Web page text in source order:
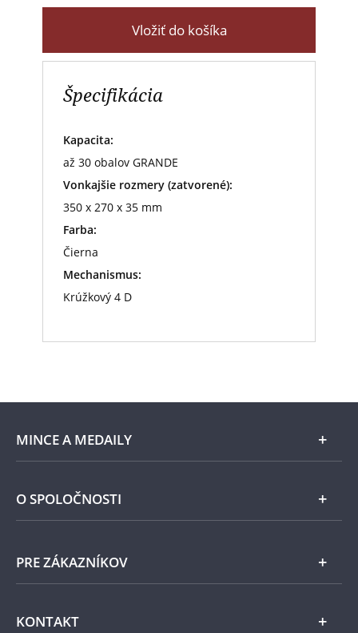
Vložiť do košíka
Špecifikácia
Kapacita:
až 30 obalov GRANDE
Vonkajšie rozmery (zatvorené):
350 x 270 x 35 mm
Farba:
Čierna
Mechanismus:
Krúžkový 4 D
MINCE A MEDAILY
Len v Národnej Pokladnici
Pamätné medaily
O SPOLOČNOSTI
PRE ZÁKAZNÍKOV
Všeobecné obchodné podmienky
KONTAKT